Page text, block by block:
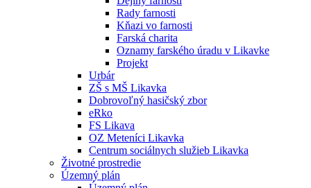
Rady farnosti
Kňazi vo farnosti
Farská charita
Oznamy farského úradu v Likavke
Projekt
Urbár
ZŠ s MŠ Likavka
Dobrovoľný hasičský zbor
eRko
FS Likava
OZ Meteníci Likavka
Centrum sociálnych služieb Likavka
Životné prostredie
Územný plán